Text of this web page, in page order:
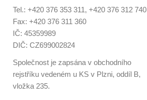
Tel.: +420 376 353 311, +420 376 312 740
Fax: +420 376 311 360
IČ: 45359989
DIČ: CZ699002824
Společnost je zapsána v obchodního
rejstříku vedeném u KS v Plzni, oddíl B,
vložka 235.